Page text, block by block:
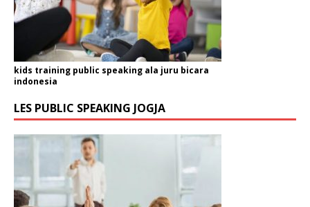
kids training public speaking ala juru bicara
indonesia
LES PUBLIC SPEAKING JOGJA